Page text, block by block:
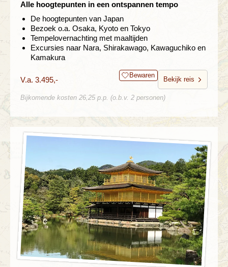
Alle hoogtepunten in een ontspannen tempo
De hoogtepunten van Japan
Bezoek o.a. Osaka, Kyoto en Tokyo
Tempelovernachting met maaltijden
Excursies naar Nara, Shirakawago, Kawaguchiko en
Kamakura
V.a. 3.495,- Bewaren
Bekijk reis
Bijkomende kosten 26,25 p.p. (o.b.v. 2 personen)